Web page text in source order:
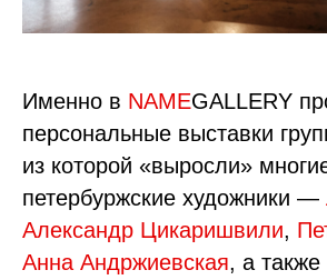
Именно в NAMEGALLERY
персональные выставки
из которой «выросли»
петербуржские художники —
Александр Цикаришвили,
Анна Андржиевская, а